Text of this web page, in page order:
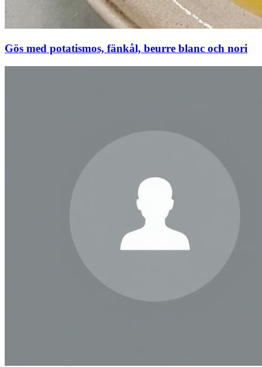
Gös med potatismos, fänkål, beurre blanc och nori